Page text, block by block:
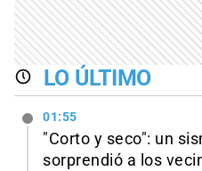
LO ÚLTIMO
01:55
"Corto y seco": un
sorprendió a los